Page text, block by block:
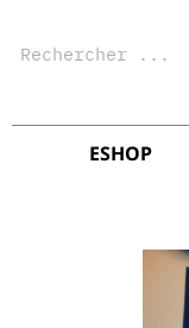
ESHOP